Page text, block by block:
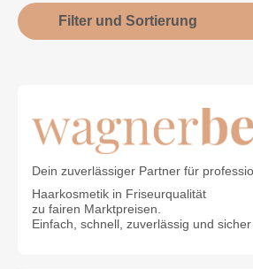
Filter und Sortierung
Dein zuverlässiger Partner für
Haarkosmetik in Friseurqualität
zu fairen Marktpreisen.
Einfach, schnell, zuverlässig und sicher